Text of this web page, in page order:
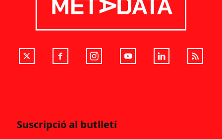
Suscripció al butlletí